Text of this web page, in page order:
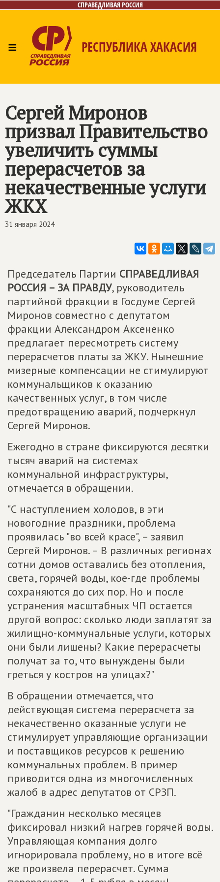
СПРАВЕДЛИВАЯ РОССИЯ
≡ РЕСПУБЛИКА ХАКАСИЯ
Сергей Миронов
призвал Правительство
увеличить суммы
перерасчетов за
некачественные услуги
ЖКХ
31 января 2024
Председатель Партии СПРАВЕДЛИВАЯ
РОССИЯ – ЗА ПРАВДУ, руководитель
партийной фракции в Госдуме Сергей
Миронов совместно с депутатом
фракции Александром Аксененко
предлагает пересмотреть систему
перерасчетов платы за ЖКУ. Нынешние
мизерные компенсации не стимулируют
коммунальщиков к оказанию
качественных услуг, в том числе
предотвращению аварий, подчеркнул
Сергей Миронов.
Ежегодно в стране фиксируются десятки
тысяч аварий на системах
коммунальной инфраструктуры,
отмечается в обращении.
"С наступлением холодов, в эти
новогодние праздники, проблема
проявилась "во всей красе", – заявил
Сергей Миронов. – В различных регионах
сотни домов оставались без отопления,
света, горячей воды, кое-где проблемы
сохраняются до сих пор. Но и после
устранения масштабных ЧП остается
другой вопрос: сколько люди заплатят за
жилищно-коммунальные услуги, которых
они были лишены? Какие перерасчеты
получат за то, что вынуждены были
греться у костров на улицах?"
В обращении отмечается, что
действующая система перерасчета за
некачественно оказанные услуги не
стимулирует управляющие организации
и поставщиков ресурсов к решению
коммунальных проблем. В пример
приводится одна из многочисленных
жалоб в адрес депутатов от СРЗП.
"Гражданин несколько месяцев
фиксировал низкий нагрев горячей воды.
Управляющая компания долго
игнорировала проблему, но в итоге всё
же произвела перерасчет. Сумма